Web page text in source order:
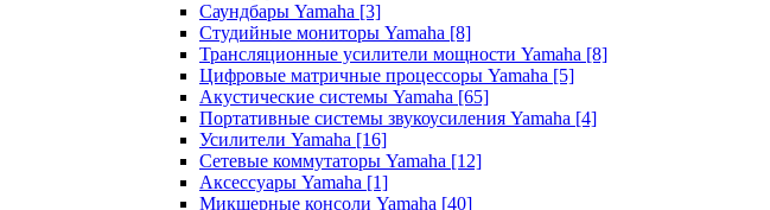
Саундбары Yamaha [3]
Студийные мониторы Yamaha [8]
Трансляционные усилители мощности Yamaha [8]
Цифровые матричные процессоры Yamaha [5]
Акустические системы Yamaha [65]
Портативные системы звукоусиления Yamaha [4]
Усилители Yamaha [16]
Сетевые коммутаторы Yamaha [12]
Аксессуары Yamaha [1]
Микшерные консоли Yamaha [40]